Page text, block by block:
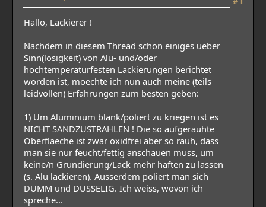
Hallo, Lackierer !
Nachdem in diesem Thread schon einiges ueber
Sinn(losigkeit) von Alu- und/oder
hochtemperaturfesten Lackierungen berichtet
worden ist, moechte ich nun auch meine (teils
leidvollen) Erfahrungen zum besten geben:
1) Um Aluminium blank/poliert zu kriegen ist es
NICHT SANDZUSTRAHLEN ! Die so aufgerauhte
Oberflaeche ist zwar oxidfrei aber so rauh, dass
man sie nur feucht/fettig anschauen muss, um
keine/n Grundierung/Lack mehr haften zu lassen
(s. Alu lackieren). Ausserdem poliert man sich
DUMM und DUSSELIG. Ich weiss, wovon ich
spreche...